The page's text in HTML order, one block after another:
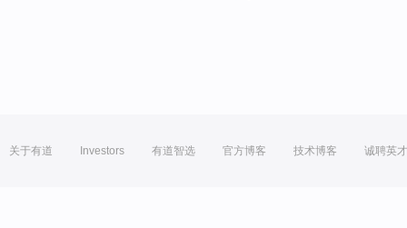
关于有道 Investors 有道智选 官方博客 技术博客 诚聘英才